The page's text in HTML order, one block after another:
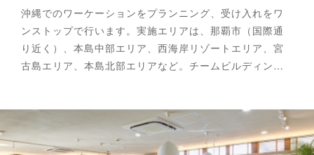
沖縄でのワーケーションをプランニング、受け入れをワ
ンストップで行います。実施エリアは、那覇市（国際通
り近く）、本島中部エリア、西海岸リゾートエリア、宮
古島エリア、本島北部エリアなど。チームビルディン…